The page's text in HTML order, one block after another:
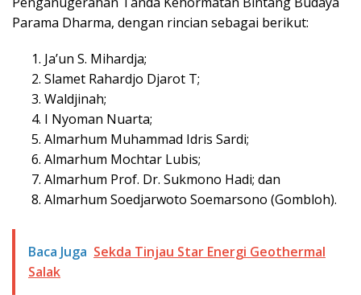
Parama Dharma, dengan rincian sebagai berikut:
Ja’un S. Mihardja;
Slamet Rahardjo Djarot T;
Waldjinah;
I Nyoman Nuarta;
Almarhum Muhammad Idris Sardi;
Almarhum Mochtar Lubis;
Almarhum Prof. Dr. Sukmono Hadi; dan
Almarhum Soedjarwoto Soemarsono (Gombloh).
Baca Juga Sekda Tinjau Star Energi Geothermal
Salak